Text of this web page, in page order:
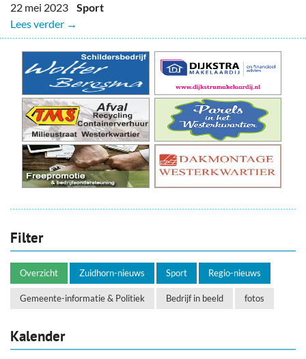
22 mei 2023 Sport
Lees verder →
Filter
Overzicht Zuidhorn-nieuws Sport Regio-nieuws
Gemeente-informatie & Politiek Bedrijf in beeld fotos
Kalender